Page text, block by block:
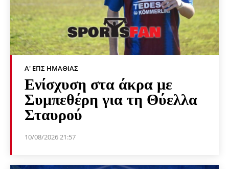
Α' ΕΠΣ ΗΜΑΘΊΑΣ
Ενίσχυση στα άκρα με
Συμπεθέρη για τη Θύελλα
Σταυρού
10/08/2026 21:57